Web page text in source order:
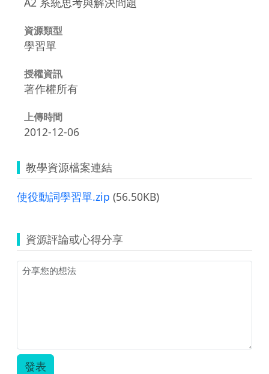
資源類型
學習單
授權資訊
著作權所有
上傳時間
2012-12-06
教學資源檔案連結
使役動詞學習單.zip (56.50KB)
資源評論或心得分享
發表